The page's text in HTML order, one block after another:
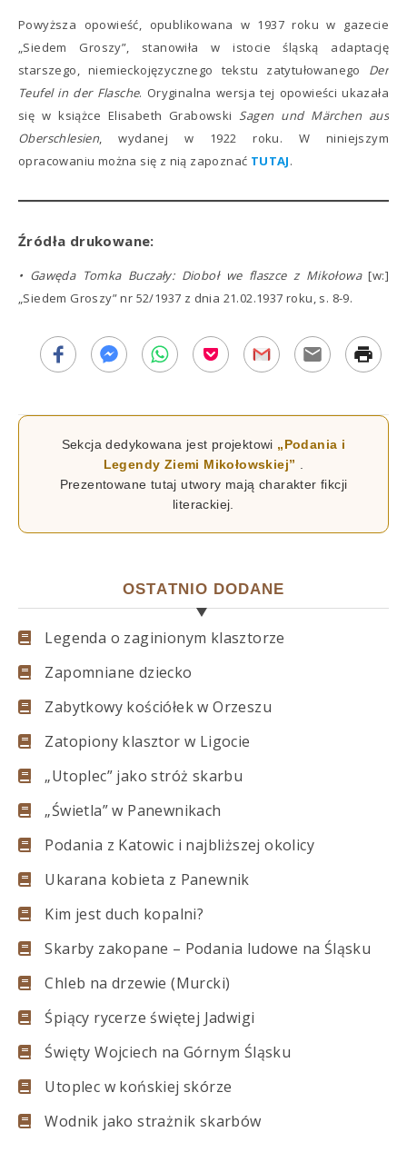
Powyższa opowieść, opublikowana w 1937 roku w gazecie
„Siedem Groszy”, stanowiła w istocie śląską adaptację
starszego, niemieckojęzycznego tekstu zatytułowanego Der
Teufel in der Flasche. Oryginalna wersja tej opowieści ukazała
się w książce Elisabeth Grabowski Sagen und Märchen aus
Oberschlesien, wydanej w 1922 roku. W niniejszym
opracowaniu można się z nią zapoznać TUTAJ.
Źródła drukowane:
• Gawęda Tomka Buczały: Dioboł we flaszce z Mikołowa[w:]
„Siedem Groszy” nr 52/1937 z dnia 21.02.1937 roku, s. 8-9.
Sekcja dedykowana jest projektowi „Podania i
Legendy Ziemi Mikołowskiej”
Prezentowane tutaj utwory mają charakter fikcji
literackiej.
OSTATNIO DODANE
Legenda o zaginionym klasztorze
Zapomniane dziecko
Zabytkowy kościółek w Orzeszu
Zatopiony klasztor w Ligocie
„Utoplec” jako stróż skarbu
„Świetla” w Panewnikach
Podania z Katowic i najbliższej okolicy
Ukarana kobieta z Panewnik
Kim jest duch kopalni?
Skarby zakopane – Podania ludowe na Śląsku
Chleb na drzewie (Murcki)
Śpiący rycerze świętej Jadwigi
Święty Wojciech na Górnym Śląsku
Utoplec w końskiej skórze
Wodnik jako strażnik skarbów